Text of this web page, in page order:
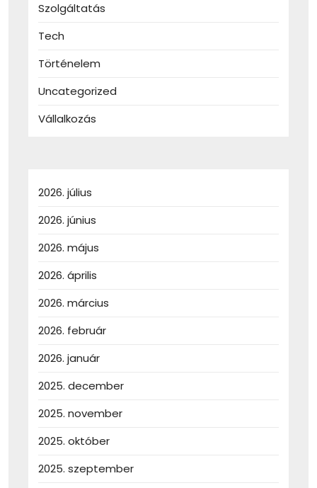
Szolgáltatás
Tech
Történelem
Uncategorized
Vállalkozás
2026. július
2026. június
2026. május
2026. április
2026. március
2026. február
2026. január
2025. december
2025. november
2025. október
2025. szeptember